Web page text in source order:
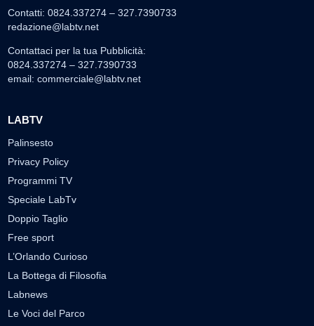
Contatti: 0824.337274 – 327.7390733
redazione@labtv.net
Contattaci per la tua Pubblicità:
0824.337274 – 327.7390733
email: commerciale@labtv.net
LABTV
Palinsesto
Privacy Policy
Programmi TV
Speciale LabTv
Doppio Taglio
Free sport
L’Orlando Curioso
La Bottega di Filosofia
Labnews
Le Voci del Parco